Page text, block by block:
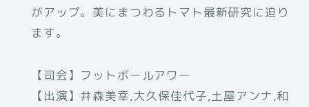
がアップ。美にまつわるトマト最新研究に迫り
ます。
【司会】フットボールアワー
【出演】井森美幸,大久保佳代子,土屋アンナ,和